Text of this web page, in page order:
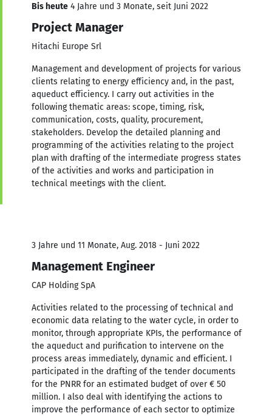
Bis heute 4 Jahre und 3 Monate, seit Juni 2022
Project Manager
Hitachi Europe Srl
Management and development of projects for various
clients relating to energy efficiency and, in the past,
aqueduct efficiency. I carry out activities in the
following thematic areas: scope, timing, risk,
communication, costs, quality, procurement,
stakeholders. Develop the detailed planning and
programming of the activities relating to the project
plan with drafting of the intermediate progress states
of the activities and works and participation in
technical meetings with the client.
3 Jahre und 11 Monate, Aug. 2018 - Juni 2022
Management Engineer
CAP Holding SpA
Activities related to the processing of technical and
economic data relating to the water cycle, in order to
monitor, through appropriate KPIs, the performance of
the aqueduct and purification to intervene on the
process areas immediately, dynamic and efficient. I
participated in the drafting of the tender documents
for the PNRR for an estimated budget of over € 50
million. I also deal with identifying the actions to
improve the performance of each sector to optimize